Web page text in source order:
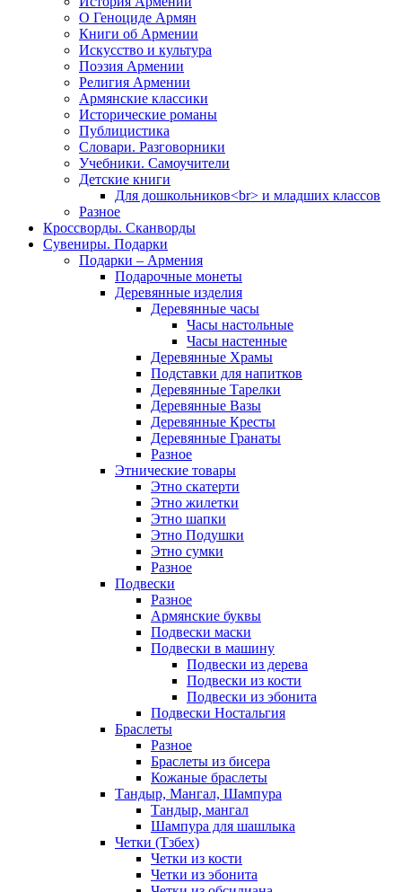
О Геноциде Армян
Книги об Армении
Иcкусство и культура
Поэзия Армении
Религия Армении
Армянские классики
Исторические романы
Публицистика
Словари. Разговорники
Учебники. Самоучители
Детские книги
Для дошкольников<br> и младших классов
Разное
Кроссворды. Сканворды
Сувениры. Подарки
Подарки – Армения
Подарочные монеты
Деревянные изделия
Деревянные часы
Часы настольные
Часы настенные
Деревянные Храмы
Подставки для напитков
Деревянные Тарелки
Деревянные Вазы
Деревянные Кресты
Деревянные Гранаты
Разное
Этнические товары
Этно скатерти
Этно жилетки
Этно шапки
Этно Подушки
Этно сумки
Разное
Подвески
Разное
Армянские буквы
Подвески маски
Подвески в машину
Подвески из дерева
Подвески из кости
Подвески из эбонита
Подвески Ностальгия
Браслеты
Разное
Браслеты из бисера
Кожаные браслеты
Тандыр, Мангал, Шампура
Тандыр, мангал
Шампура для шашлыка
Четки (Тзбех)
Четки из кости
Четки из эбонита